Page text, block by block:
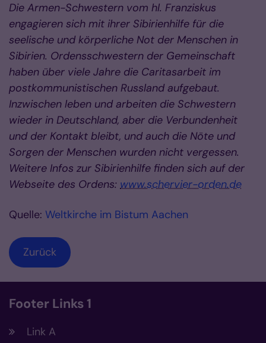
Die Armen-Schwestern vom hl. Franziskus
engagieren sich mit ihrer Sibirienhilfe für die
seelische und körperliche Not der Menschen in
Sibirien. Ordensschwestern der Gemeinschaft
haben über viele Jahre die Caritasarbeit im
postkommunistischen Russland aufgebaut.
Inzwischen leben und arbeiten die Schwestern
wieder in Deutschland, aber die Verbundenheit
und der Kontakt bleibt, und auch die Nöte und
Sorgen der Menschen wurden nicht vergessen.
Weitere Infos zur Sibirienhilfe finden sich auf der
Webseite des Ordens: www.schervier-orden.de
Quelle: Weltkirche im Bistum Aachen
Zurück
Footer Links 1
Link A